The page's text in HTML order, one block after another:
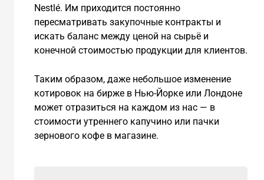
Nestlé. Им приходится постоянно
пересматривать закупочные контракты и
искать баланс между ценой на сырьё и
конечной стоимостью продукции для клиентов.
Таким образом, даже небольшое изменение
котировок на бирже в Нью-Йорке или Лондоне
может отразиться на каждом из нас — в
стоимости утреннего капучино или пачки
зернового кофе в магазине.